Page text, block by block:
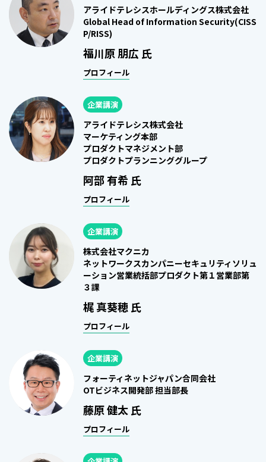
アライドテレシスホールディングス株式会社
Global Head of Information Security(CISS
P/RISS)
福川原 朋広 氏
プロフィール
企業講演
アライドテレシス株式会社
マーケティング本部
プロダクトマネジメント部
プロダクトプランニンググループ
阿部 有希 氏
プロフィール
企業講演
株式会社マクニカ
ネットワークスカンパニーセキュリティソリュ
ーション営業統括部プロダクト第１営業部第
３課
梶 真葵穂 氏
プロフィール
企業講演
フォーティネットジャパン合同会社
OTビジネス開発部 担当部長
藤原 健太 氏
プロフィール